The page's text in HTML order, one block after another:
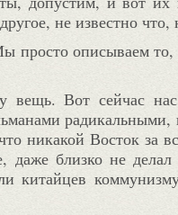
не известно что,
просто описываем
Вот сейчас
радикальными,
никакой Восток за
даже близко не
китайцев